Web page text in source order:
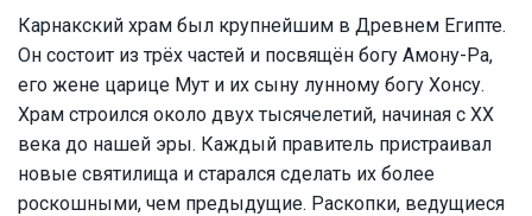
Карнакский храм был крупнейшим в Древнем Египте.
Он состоит из трёх частей и посвящён богу Амону-Ра,
его жене царице Мут и их сыну лунному богу Хонсу.
Храм строился около двух тысячелетий, начиная с XX
века до нашей эры. Каждый правитель пристраивал
новые святилища и старался сделать их более
роскошными, чем предыдущие. Раскопки, ведущиеся